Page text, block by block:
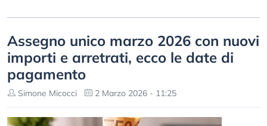
Assegno unico marzo 2026 con nuovi
importi e arretrati, ecco le date di
pagamento
Simone Micocci 2 Marzo 2026 - 11:25